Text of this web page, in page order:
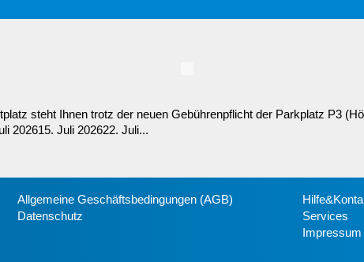
steht Ihnen trotz der neuen Gebührenpflicht der Parkplatz P3
202615. Juli 202622. Juli...
Allgemeine Geschäftsbedingungen (AGB)
Datenschutz
Services
Impressum